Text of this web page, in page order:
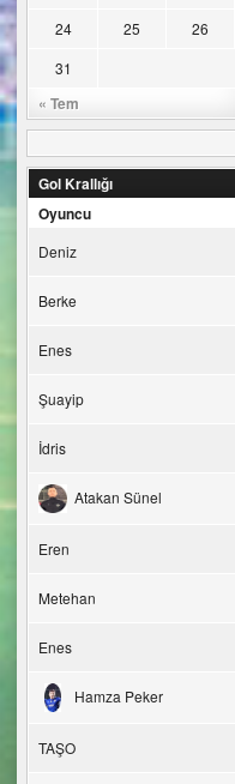
« Tem
24
25 26
31
Gol Krallığı
Oyuncu
Deniz
Berke
Enes
Şuayip
İdris
Atakan Sünel
Eren
Metehan
Enes
Hamza Peker
TAŞO